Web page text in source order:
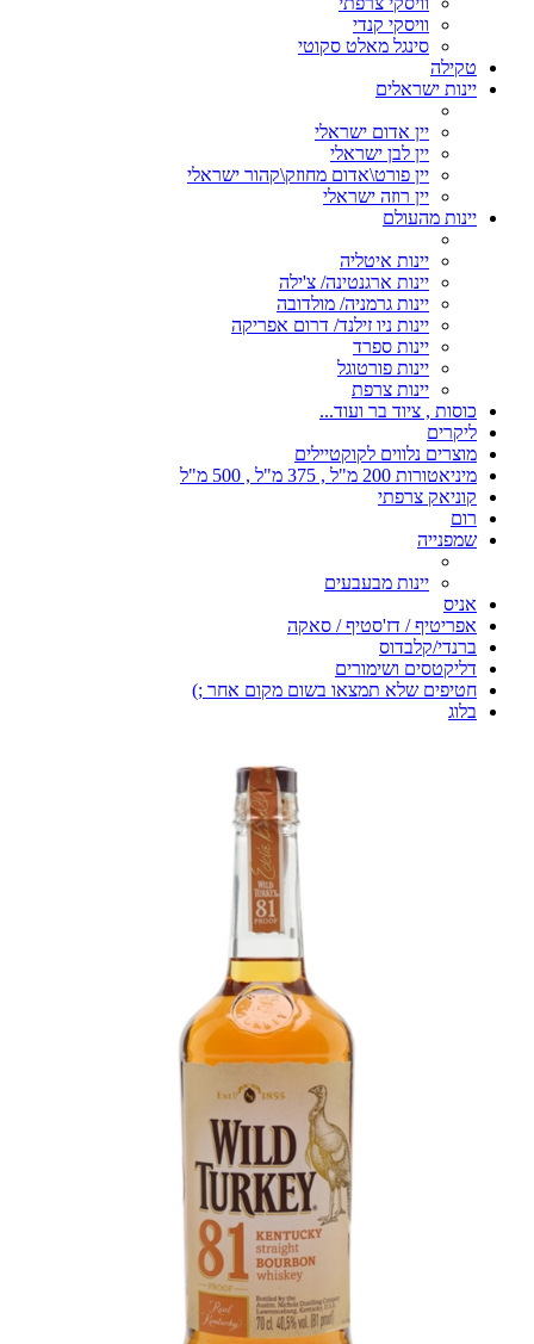
וויסקי קנדי
סינגל מאלט סקוטי
טקילה
יינות ישראלים
יין אדום ישראלי
יין לבן ישראלי
יין פורט\אדום מחוזק\קהור ישראלי
יין רוזה ישראלי
יינות מהעולם
יינות איטליה
יינות ארגנטינה/ צ'ילה
יינות גרמניה/ מולדובה
יינות ניו זילנד/ דרום אפריקה
יינות ספרד
יינות פורטוגל
יינות צרפת
כוסות , ציוד בר ועוד...
ליקרים
מוצרים נלווים לקוקטיילים
מיניאטורות 200 מ"ל , 375 מ"ל , 500 מ"ל
קוניאק צרפתי
רום
שמפנייה
יינות מבעבעים
אניס
אפריטיף / דז'סטיף / סאקה
ברנדי/קלבדוס
דליקטסים ושימורים
חטיפים שלא תמצאו בשום מקום אחר ;)
בלוג